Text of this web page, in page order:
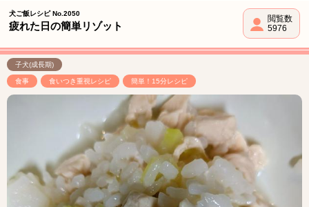
犬ご飯レシピ No.2050
疲れた日の簡単リゾット
閲覧数
5976
子犬(成長期)
食事 食いつき重視レシピ 簡単！15分レシピ